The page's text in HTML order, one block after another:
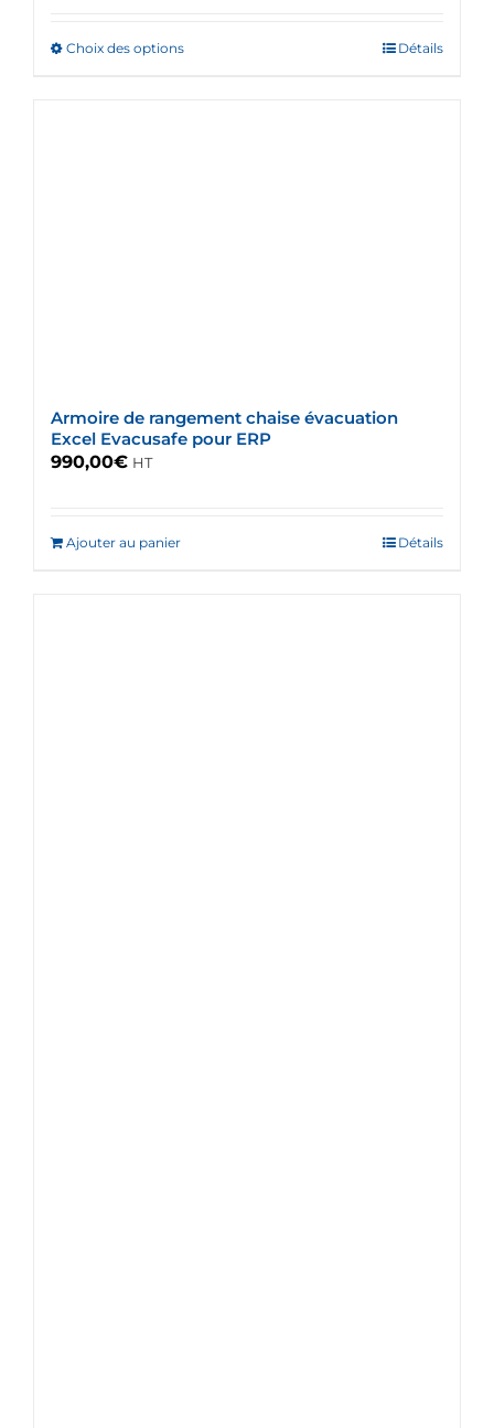
Choix des optionsCe
produit
Détails
Armoire de rangement chaise évacuation
Excel Evacusafe pour ERP
990,00€ HT
Ajouter au panier Détails